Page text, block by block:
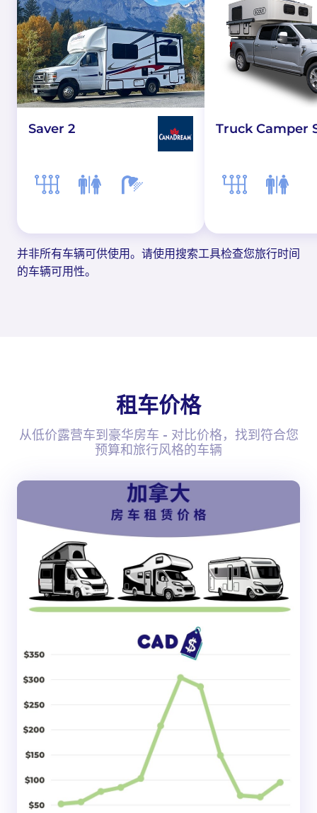
Saver 2 Truck Camper
并非所有车辆可供使用。请使用搜索工具检查您旅行时间
的车辆可用性。
租车价格
从低价露营车到豪华房车 - 对比价格，找到符合您
预算和旅行风格的车辆